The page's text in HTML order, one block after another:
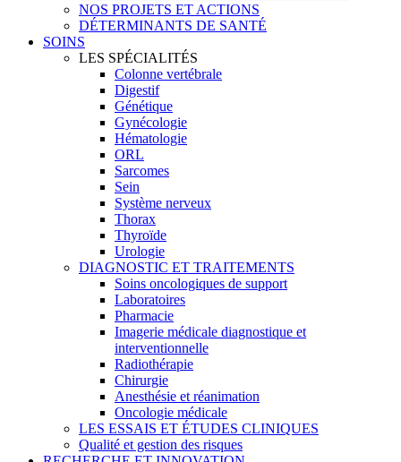
NOS PROJETS ET ACTIONS
DÉTERMINANTS DE SANTÉ
SOINS
LES SPÉCIALITÉS
Colonne vertébrale
Digestif
Génétique
Gynécologie
Hématologie
ORL
Sarcomes
Sein
Système nerveux
Thorax
Thyroïde
Urologie
DIAGNOSTIC ET TRAITEMENTS
Soins oncologiques de support
Laboratoires
Pharmacie
Imagerie médicale diagnostique et
interventionnelle
Radiothérapie
Chirurgie
Anesthésie et réanimation
Oncologie médicale
LES ESSAIS ET ÉTUDES CLINIQUES
Qualité et gestion des risques